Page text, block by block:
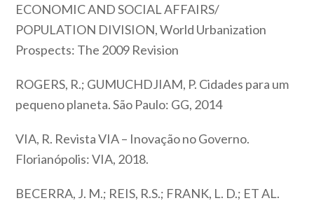
ECONOMIC AND SOCIAL AFFAIRS/
POPULATION DIVISION, World Urbanization
Prospects: The 2009 Revision
ROGERS, R.; GUMUCHDJIAM, P. Cidades para um
pequeno planeta. São Paulo: GG, 2014
VIA, R. Revista VIA – Inovação no Governo.
Florianópolis: VIA, 2018.
BECERRA, J. M.; REIS, R.S.; FRANK, L. D.; ET AL.